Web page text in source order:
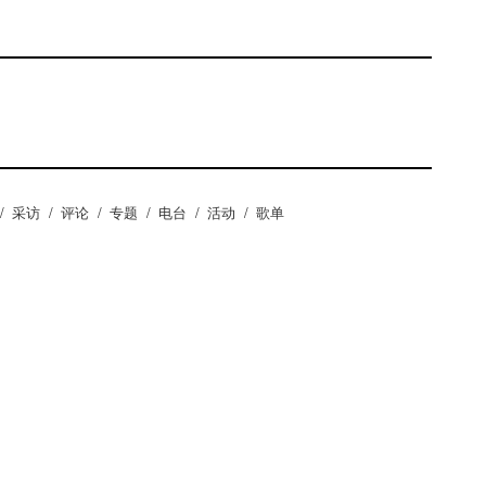
/ 采访 / 评论 / 专题 / 电台 / 活动 / 歌单